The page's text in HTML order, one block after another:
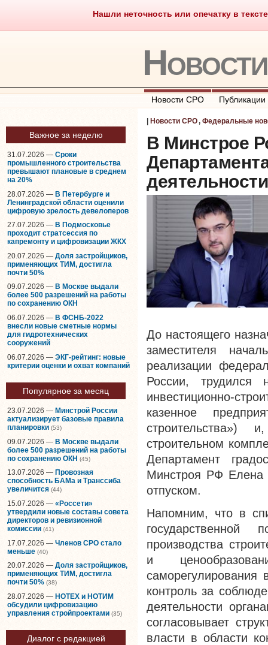
Нашли неточность или опечатку в
Саморегулирование Что
Новости СРО Публикации
Важное за неделю
31.07.2026 — Сроки
промышленного строительства
превышают плановые в среднем
на 20%
28.07.2026 — В Петербурге и
Ленинградской области оценили
цифровую зрелость девелоперов
27.07.2026 — В Подмосковье
проходит стратсессия по
капремонту и цифровизации ЖКХ
20.07.2026 — Доля застройщиков,
применяющих ТИМ, достигла
почти 50%
09.07.2026 — В Москве выдали
более 500 разрешений на работы
по сохранению ОКН
06.07.2026 — В ФСНБ-2022
внесли новые сметные нормы
для гидротехнических
сооружений
06.07.2026 — ЭКГ-рейтинг: новые
критерии оценки и охват компаний
Популярное за месяц
23.07.2026 — Минстрой России
актуализирует базовые правила
планировки (53)
09.07.2026 — В Москве выдали
более 500 разрешений на работы
по сохранению ОКН (45)
13.07.2026 — Провозная
способность БАМа и Транссиба
увеличится (44)
15.07.2026 — «Россети»
утвердили новые составы совета
директоров и ревизионной
комиссии (41)
17.07.2026 — Членов СРО стало
меньше (40)
20.07.2026 — Доля застройщиков,
применяющих ТИМ, достигла
почти 50% (38)
28.07.2026 — НОТЕХ и НОТИМ
обсудили цифровизацию
управления стройпроектами (35)
Диалог с редакцией
Новости СРО, Федеральные
В Минстрое
До настоящего
заместителя
реализации
России, трудился
инвестиционно-
казенное
строительном
Департамент
Минстроя РФ Елена
отпуском.
Напомним, что в
производства
и
саморегулирования
контроль за
деятельности
согласовывает
власти в области